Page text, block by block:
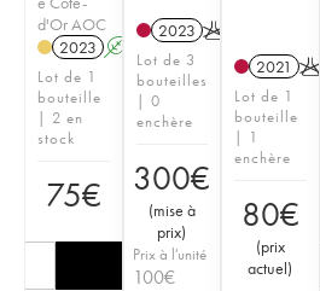
d'Or AOC
2023 A
Lot de 1
bouteille
| 2 en
stock
75€
2023 K
Lot de 3
bouteilles
| 0
enchère
300€
(mise à
prix)
Prix à l'unité
100€
2021 K
Lot de 1
bouteille
| 1
enchère
80€
(prix
actuel)